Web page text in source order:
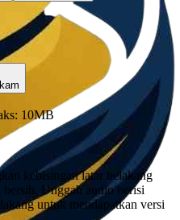
10MB
kebisingan latar belakang
bersih. Unggah audio berisi
untuk mendapatkan versi